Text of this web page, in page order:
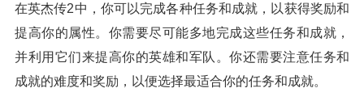
在英杰传2中，你可以完成各种任务和成就，以获得奖励和
提高你的属性。你需要尽可能多地完成这些任务和成就，
并利用它们来提高你的英雄和军队。你还需要注意任务和
成就的难度和奖励，以便选择最适合你的任务和成就。